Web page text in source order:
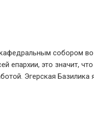
собором
епархии, это значит,
Эгерская Базилика